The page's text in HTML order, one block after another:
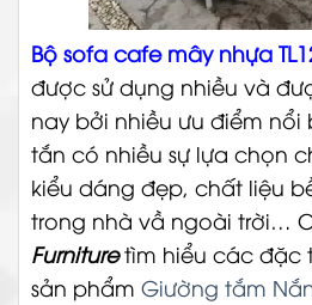
Bộ sofa cafe mây nhựa
được sử dụng nhiều và
nay bởi nhiều ưu điểm nổi
tắn có nhiều sự lựa chọn
kiểu dáng đẹp, chất liệu
trong nhà vầ ngoài trời…
Furnituretìm hiểu các đặc
sản phẩm Giường tắm